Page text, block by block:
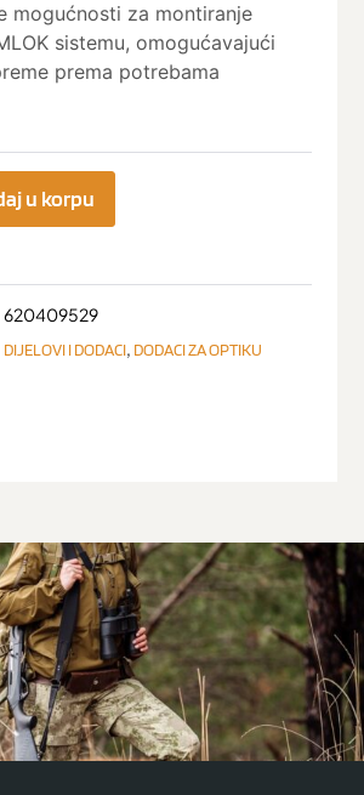
mogućnosti za montiranje
sistemu, omogućavajući
prema potrebama
u korpu
620409529
DIJELOVI I DODACI, DODACI ZA OPTIKU